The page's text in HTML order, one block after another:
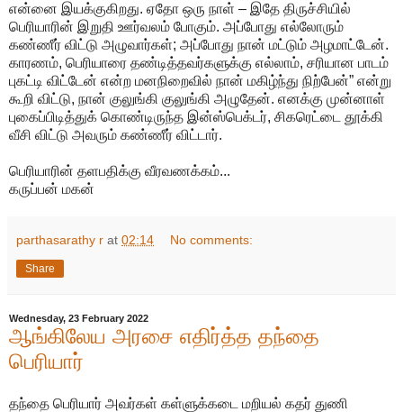
என்னை இயக்குகிறது. ஏதோ ஒரு நாள் – இதே திருச்சியில்
பெரியாரின் இறுதி ஊர்வலம் போகும். அப்போது எல்லோரும்
கண்ணீர் விட்டு அழுவார்கள்; அப்போது நான் மட்டும் அழமாட்டேன்.
காரணம், பெரியாரை தண்டித்தவர்களுக்கு எல்லாம், சரியான பாடம்
புகட்டி விட்டேன் என்ற மனநிறைவில் நான் மகிழ்ந்து நிற்பேன்” என்று
கூறி விட்டு, நான் குலுங்கி குலுங்கி அழுதேன். எனக்கு முன்னாள்
புகைப்பிடித்துக் கொண்டிருந்த இன்ஸ்பெக்டர், சிகரெட்டை தூக்கி
வீசி விட்டு அவரும் கண்ணீர் விட்டார்.
பெரியாரின் தளபதிக்கு வீரவணக்கம்...
கருப்பன் மகன்
parthasarathy r at 02:14 No comments:
Share
Wednesday, 23 February 2022
ஆங்கிலேய அரசை எதிர்த்த தந்தை
பெரியார்
தந்தை பெரியார் அவர்கள் கள்ளுக்கடை மறியல் கதர் துணி